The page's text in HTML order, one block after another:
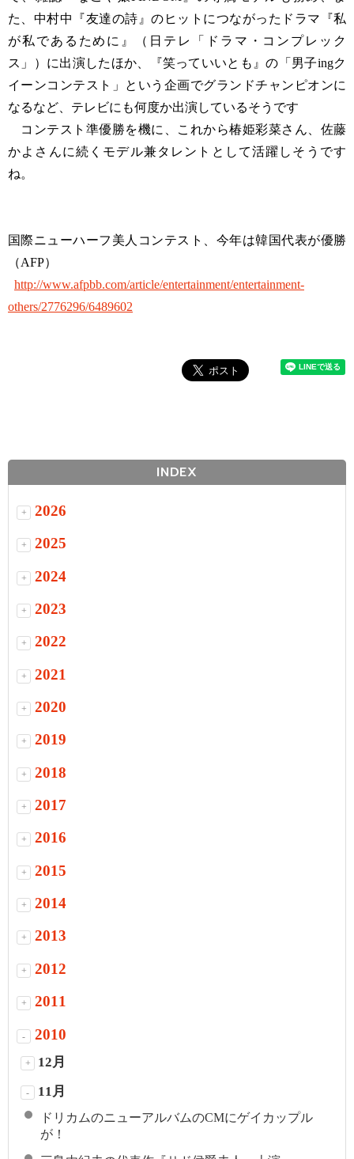
た、中村中『友達の詩』のヒットにつながったドラマ『私
が私であるために』（日テレ「ドラマ・コンプレック
ス」）に出演したほか、『笑っていいとも』の「男子ingク
イーンコンテスト」という企画でグランドチャンピオンに
なるなど、テレビにも何度か出演しているそうです
コンテスト準優勝を機に、これから椿姫彩菜さん、佐藤
かよさんに続くモデル兼タレントとして活躍しそうです
ね。
国際ニューハーフ美人コンテスト、今年は韓国代表が優勝
（AFP）
http://www.afpbb.com/article/entertainment/entertainment-
others/2776296/6489602
INDEX
+ 2026
+ 2025
+ 2024
+ 2023
+ 2022
+ 2021
+ 2020
+ 2019
+ 2018
+ 2017
+ 2016
+ 2015
+ 2014
+ 2013
+ 2012
+ 2011
- 2010
+ 12月
- 11月
ドリカムのニューアルバムのCMにゲイカップル
が！